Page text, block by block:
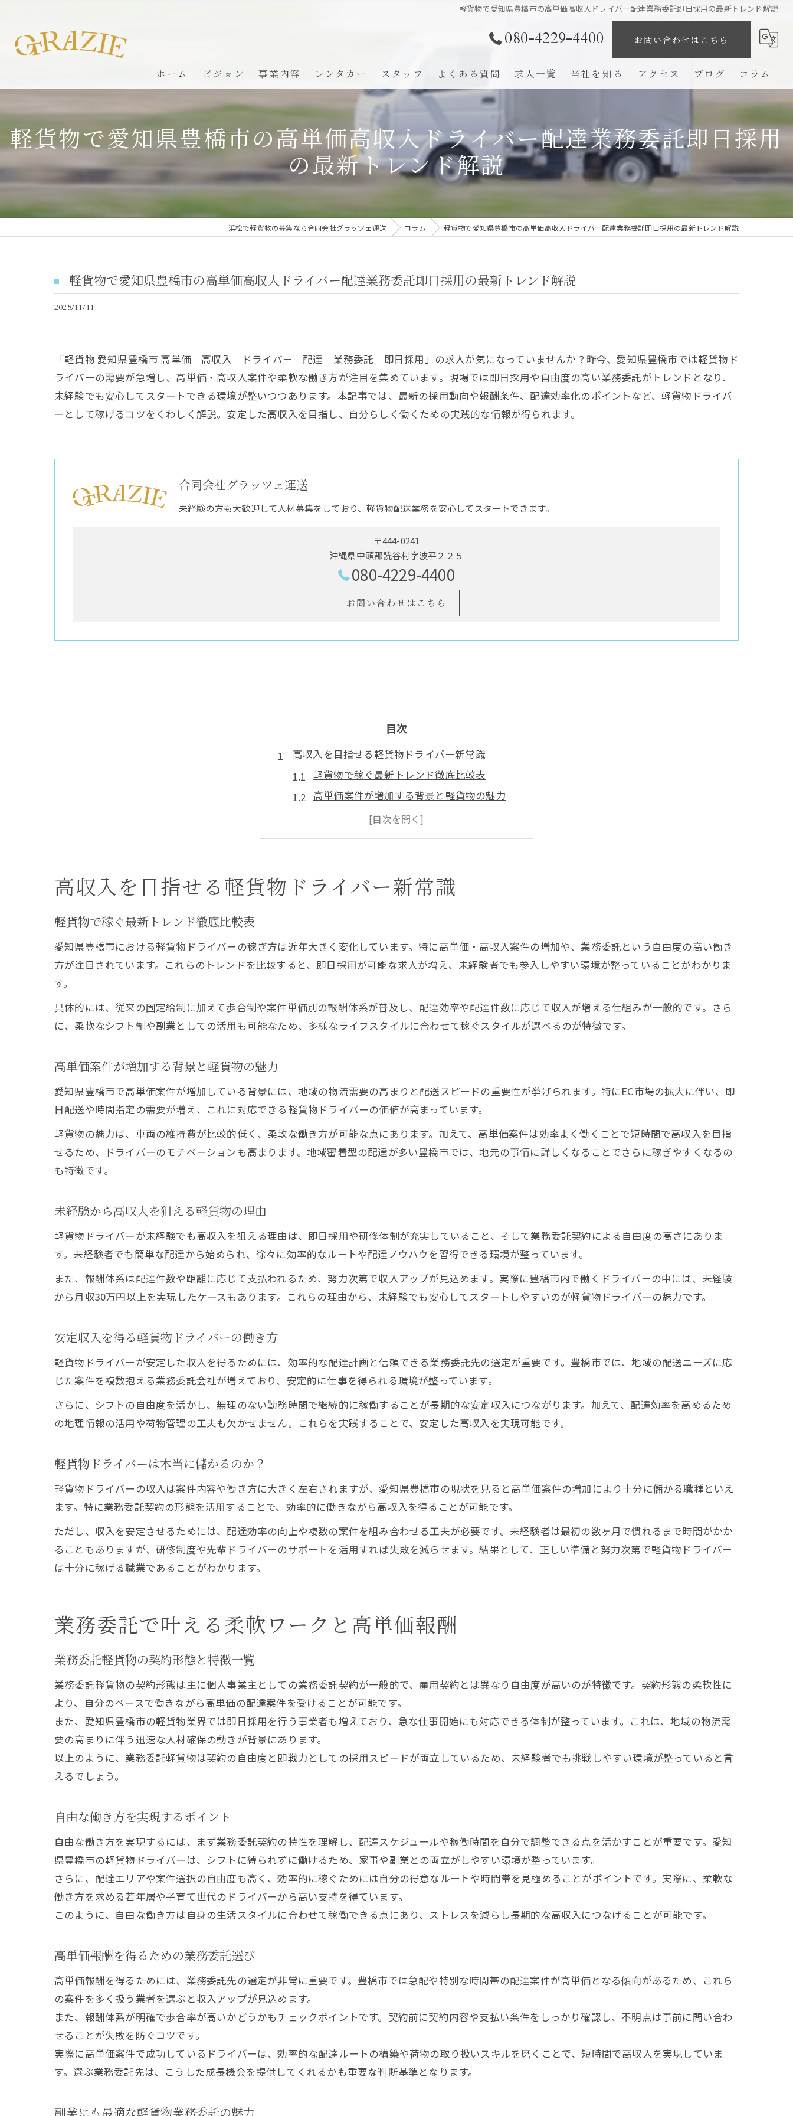
軽貨物で愛知県豊橋市の高単価高収入ドライバー配達業務委託即日採用の最新トレンド解説
080-4229-4400 お問い合わせはこちら
ホーム ビジョン 事業内容 レンタカー スタッフ よくある質問 求人一覧 当社を知る
未経験
ドライバー
完全歩合制
アクセス ブログ コラム
軽貨物で愛知県豊橋市の高単価高収入ドライバー配達業務委託即日採用
の最新トレンド解説
浜松で軽貨物の募集なら合同会社グラッツェ運送 コラム 軽貨物で愛知県豊橋市の高単価高収入ドライバー配達業務委託即日採用の最新トレンド解説
軽貨物で愛知県豊橋市の高単価高収入ドライバー配達業務委託即日採用の最新トレンド解説
2025/11/11
「軽貨物 愛知県豊橋市 高単価 高収入 ドライバー 配達 業務委託 即日採用」の求人が気になっていませんか？昨今、愛知県豊橋市では軽貨物ド
ライバーの需要が急増し、高単価・高収入案件や柔軟な働き方が注目を集めています。現場では即日採用や自由度の高い業務委託がトレンドとなり、
未経験でも安心してスタートできる環境が整いつつあります。本記事では、最新の採用動向や報酬条件、配達効率化のポイントなど、軽貨物ドライバ
ーとして稼げるコツをくわしく解説。安定した高収入を目指し、自分らしく働くための実践的な情報が得られます。
合同会社グラッツェ運送
未経験の方も大歓迎して人材募集をしており、軽貨物配送業務を安心してスタートできます。
〒444-0241
沖縄県中頭郡読谷村字波平２２５
080-4229-4400
お問い合わせはこちら
目次
高収入を目指せる軽貨物ドライバー新常識
軽貨物で稼ぐ最新トレンド徹底比較表
高単価案件が増加する背景と軽貨物の魅力
未経験から高収入を狙える軽貨物の理由
安定収入を得る軽貨物ドライバーの働き方
業務委託で叶える柔軟ワークと高単価報酬
業務委託軽貨物の契約形態と特徴一覧
高単価報酬を得るための業務委託選び
副業にも最適な軽貨物業務委託の魅力
即日採用が注目される軽貨物配達の現場
即日採用軽貨物案件の特徴と比較表
即日採用で得られる軽貨物のメリット
配達ドライバー未経験者の採用事情
豊橋市で軽貨物ドライバーが増加中の理由
豊橋市軽貨物ドライバー増加要因まとめ表
豊橋市で選ばれる軽貨物の理由に迫る
未経験から稼ぐ軽貨物業界のトレンド
未経験者向け軽貨物スタートガイド表
未経験から高収入へ導く軽貨物の強み
効率重視で収入アップ配達ルート最適化法
効率化で収入を伸ばす軽貨物の秘訣
高収入を目指せる軽貨物ドライバー新常識
軽貨物で稼ぐ最新トレンド徹底比較表
愛知県豊橋市における軽貨物ドライバーの稼ぎ方は近年大きく変化しています。特に高単価・高収入案件の増加や、業務委託という自由度の高い働き
方が注目されています。これらのトレンドを比較すると、即日採用が可能な求人が増え、未経験者でも参入しやすい環境が整っていることがわかりま
す。
具体的には、従来の固定給制に加えて歩合制や案件単価別の報酬体系が普及し、配達効率や配達件数に応じて収入が増える仕組みが一般的です。さら
に、柔軟なシフト制や副業としての活用も可能なため、多様なライフスタイルに合わせて稼ぐスタイルが選べるのが特徴です。
高単価案件が増加する背景と軽貨物の魅力
愛知県豊橋市で高単価案件が増加している背景には、地域の物流需要の高まりと配送スピードの重要性が挙げられます。特にEC市場の拡大に伴い、即
日配送や時間指定の需要が増え、これに対応できる軽貨物ドライバーの価値が高まっています。
軽貨物の魅力は、車両の維持費が比較的低く、柔軟な働き方が可能な点にあります。加えて、高単価案件は効率よく働くことで短時間で高収入を目指
せるため、ドライバーのモチベーションも高まります。地域密着型の配達が多い豊橋市では、地元の事情に詳しくなることでさらに稼ぎやすくなるの
も特徴です。
未経験から高収入を狙える軽貨物の理由
軽貨物ドライバーが未経験でも高収入を狙える理由は、即日採用や研修体制が充実していること、そして業務委託契約による自由度の高さにありま
す。未経験者でも簡単な配達から始められ、徐々に効率的なルートや配達ノウハウを習得できる環境が整っています。
また、報酬体系は配達件数や距離に応じて支払われるため、努力次第で収入アップが見込めます。実際に豊橋市内で働くドライバーの中には、未経験
から月収30万円以上を実現したケースもあります。これらの理由から、未経験でも安心してスタートしやすいのが軽貨物ドライバーの魅力です。
安定収入を得る軽貨物ドライバーの働き方
軽貨物ドライバーが安定した収入を得るためには、効率的な配達計画と信頼できる業務委託先の選定が重要です。豊橋市では、地域の配送ニーズに応
じた案件を複数抱える業務委託会社が増えており、安定的に仕事を得られる環境が整っています。
さらに、シフトの自由度を活かし、無理のない勤務時間で継続的に稼働することが長期的な安定収入につながります。加えて、配達効率を高めるため
の地理情報の活用や荷物管理の工夫も欠かせません。これらを実践することで、安定した高収入を実現可能です。
軽貨物ドライバーは本当に儲かるのか？
軽貨物ドライバーの収入は案件内容や働き方に大きく左右されますが、愛知県豊橋市の現状を見ると高単価案件の増加により十分に儲かる職種といえ
ます。特に業務委託契約の形態を活用することで、効率的に働きながら高収入を得ることが可能です。
ただし、収入を安定させるためには、配達効率の向上や複数の案件を組み合わせる工夫が必要です。未経験者は最初の数ヶ月で慣れるまで時間がかか
ることもありますが、研修制度や先輩ドライバーのサポートを活用すれば失敗を減らせます。結果として、正しい準備と努力次第で軽貨物ドライバー
は十分に稼げる職業であることがわかります。
業務委託で叶える柔軟ワークと高単価報酬
業務委託軽貨物の契約形態と特徴一覧
業務委託軽貨物の契約形態は主に個人事業主としての業務委託契約が一般的で、雇用契約とは異なり自由度が高いのが特徴です。契約形態の柔軟性に
より、自分のペースで働きながら高単価の配達案件を受けることが可能です。
また、愛知県豊橋市の軽貨物業界では即日採用を行う事業者も増えており、急な仕事開始にも対応できる体制が整っています。これは、地域の物流需
要の高まりに伴う迅速な人材確保の動きが背景にあります。
以上のように、業務委託軽貨物は契約の自由度と即戦力としての採用スピードが両立しているため、未経験者でも挑戦しやすい環境が整っていると言
えるでしょう。
自由な働き方を実現するポイント
自由な働き方を実現するには、まず業務委託契約の特性を理解し、配達スケジュールや稼働時間を自分で調整できる点を活かすことが重要です。愛知
県豊橋市の軽貨物ドライバーは、シフトに縛られずに働けるため、家事や副業との両立がしやすい環境が整っています。
さらに、配達エリアや案件選択の自由度も高く、効率的に稼ぐためには自分の得意なルートや時間帯を見極めることがポイントです。実際に、柔軟な
働き方を求める若年層や子育て世代のドライバーから高い支持を得ています。
このように、自由な働き方は自身の生活スタイルに合わせて稼働できる点にあり、ストレスを減らし長期的な高収入につなげることが可能です。
高単価報酬を得るための業務委託選び
高単価報酬を得るためには、業務委託先の選定が非常に重要です。豊橋市では急配や特別な時間帯の配達案件が高単価となる傾向があるため、これら
の案件を多く扱う業者を選ぶと収入アップが見込めます。
また、報酬体系が明確で歩合率が高いかどうかもチェックポイントです。契約前に契約内容や支払い条件をしっかり確認し、不明点は事前に問い合わ
せることが失敗を防ぐコツです。
実際に高単価案件で成功しているドライバーは、効率的な配達ルートの構築や荷物の取り扱いスキルを磨くことで、短時間で高収入を実現していま
す。選ぶ業務委託先は、こうした成長機会を提供してくれるかも重要な判断基準となります。